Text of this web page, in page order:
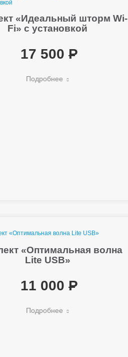
«Идеальный шторм Wi-
Fi» с установкой
17 500
Подробнее
«Оптимальная волна
Lite USB»
11 000
Подробнее